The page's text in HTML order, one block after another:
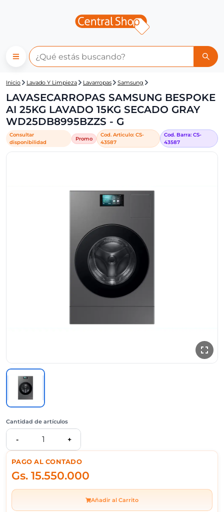
Central Shop:
Inicio Lavado Y Limpieza Lavarropas Samsung
LAVASECARROPAS SAMSUNG BESPOKE
AI 25KG LAVADO 15KG SECADO GRAY
WD25DB8995BZZS - G
Consultar
disponibilidad
Promo
Cod. Articulo:CS-
43587
Cod. Barra:CS-
43587
PAGO AL CONTADO
Gs. 15.550.000
Añadir al Carrito
Cantidad de artículos
- 1 +